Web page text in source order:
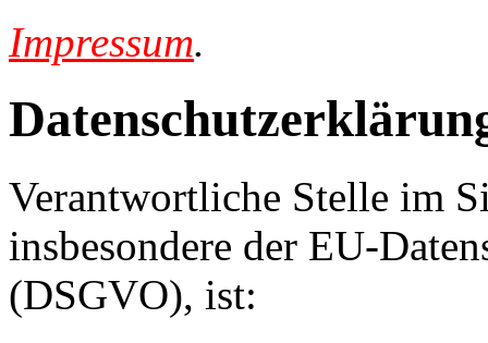
Impressum.
Verantwortliche Stelle im
insbesondere der EU-
(DSGVO), ist: